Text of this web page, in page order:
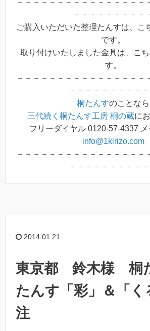
－－－－－－－－－－－－－－－－
－－－－－－－－－
ご購入いただいた整理たんすは、こ
です。
取り付けいたしました金具は、こ
す。
－－－－－－－－－－－－－－－－
－－－－－－－－－－
桐たんすのことなら
三代続く桐たんす工房 桐の蔵に
フリーダイヤル 0120-57-4337
info@1kirizo.com
－－－－－－－－－－－－－－－－
－－－－－－－－－－
2014.01.21
東京都 鈴木様 桐
たんす「彩」＆「く
注